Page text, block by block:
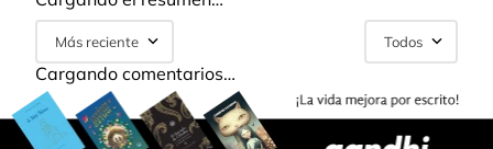
Más reciente Todos
Cargando comentarios…